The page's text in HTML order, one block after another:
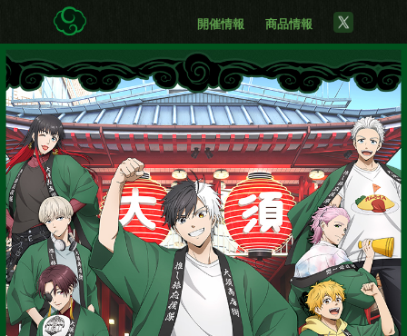
開催情報 商品情報